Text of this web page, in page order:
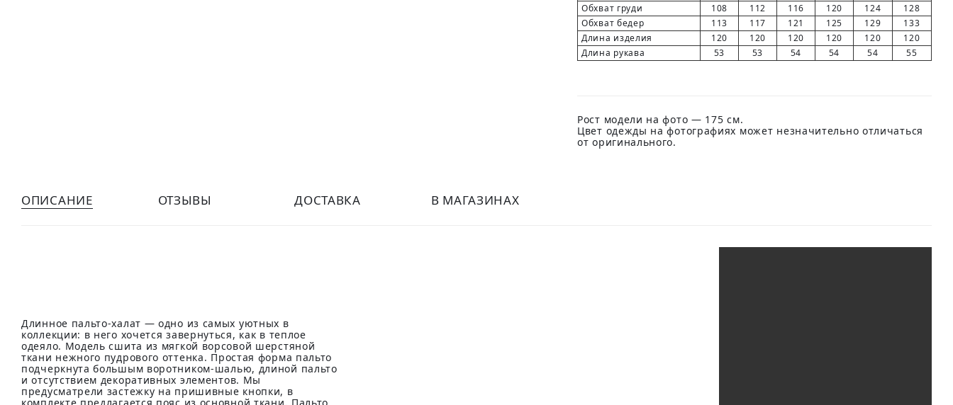
Обхват груди
108 112 116 120 124
128
Обхват бедер
113 117 121 125 129
133
Длина изделия
120 120 120 120 120
120
Длина рукава
53 53 54 54 54 55
Рост модели на фото — 175 см.
Цвет одежды на фотографиях может незначительно отличаться
от оригинального.
ОПИСАНИЕ ОТЗЫВЫ ДОСТАВКА В МАГАЗИНАХ
Длинное пальто-халат — одно из самых уютных в
коллекции: в него хочется завернуться, как в теплое
одеяло. Модель сшита из мягкой ворсовой шерстяной
ткани нежного пудрового оттенка. Простая форма пальто
подчеркнута большым воротником-шалью, длиной пальто
и отсутствием декоративных элементов. Мы
предусматрели застежку на пришивные кнопки, в